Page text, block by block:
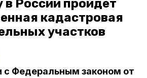
в России пройдет
кадастровая
участков
с Федеральным законом от